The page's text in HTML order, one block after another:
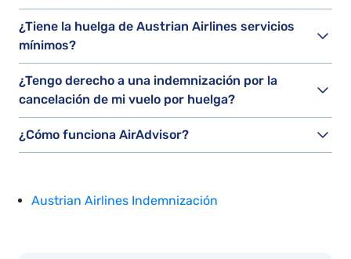
¿Tiene la huelga de Austrian Airlines servicios
mínimos?
¿Tengo derecho a una indemnización por la
cancelación de mi vuelo por huelga?
¿Cómo funciona AirAdvisor?
Austrian Airlines Indemnización